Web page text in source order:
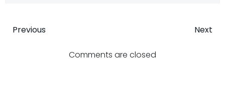
Post
navigation
Previous Next
Comments are closed